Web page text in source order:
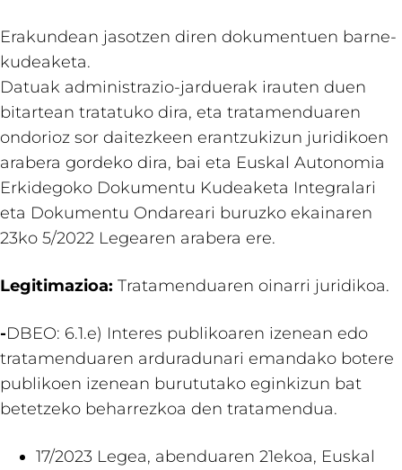
Erakundean jasotzen diren dokumentuen barne-
kudeaketa.
Datuak administrazio-jarduerak irauten duen
bitartean tratatuko dira, eta tratamenduaren
ondorioz sor daitezkeen erantzukizun juridikoen
arabera gordeko dira, bai eta Euskal Autonomia
Erkidegoko Dokumentu Kudeaketa Integralari
eta Dokumentu Ondareari buruzko ekainaren
23ko 5/2022 Legearen arabera ere.
Legitimazioa: Tratamenduaren oinarri juridikoa.
-DBEO: 6.1.e) Interes publikoaren izenean edo
tratamenduaren arduradunari emandako botere
publikoen izenean burututako eginkizun bat
betetzeko beharrezkoa den tratamendua.
17/2023 Legea, abenduaren 21ekoa, Euskal